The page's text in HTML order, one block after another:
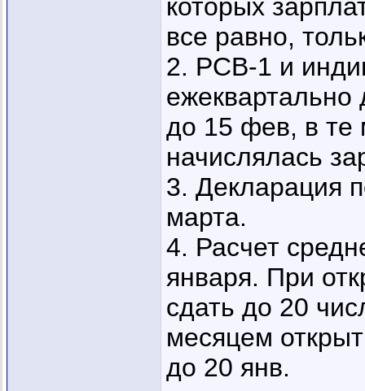
которых
все равно,
2. РСВ-1 и
ежеквартально
до 15 фев, в те
начислялась
3. Декларация
марта.
4. Расчет
января. При
сдать до 20
месяцем
до 20 янв.